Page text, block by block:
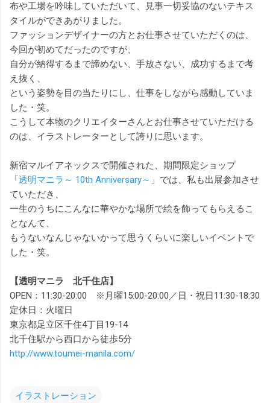
布や工場を吟味していただいて、見事一切妥協のないテキス
タイルができあがりました。
ファッションデザイナーの方とお仕事させていただくのは、
今回が初めてだったのですが、
自分が納得するまで諦めない、手放さない、成功するまで考
え抜く、
という姿勢を目の当たりにし、仕事をしながら感動していま
した・笑。
こうして本物のクリエイターさんとお仕事させていただける
のは、イラストレーターとして誇りに思います。
新宿マルイアネックスで開催された、期間限定ショップ
「 透明マニラ～ 10th Anniversary～ 」では、私も出展参加させ
ていただき、
一生のうちにこんなに華やかな場所で絵を飾ってもらえるこ
となんて、
もうないなんじゃないかって思うくらいに楽しいイベントで
した・笑。
【透明マニラ 北千住店】
OPEN：11:30-20:00 ※月曜15:00-20:00／日・祝日11:30-18:30
定休日：火曜日
東京都足立区千住4丁目19-14
北千住駅から西口から徒歩5分
http://www.toumei-manila.com/
イラストレーション